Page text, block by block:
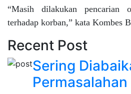
“Masih dilakukan pencarian
terhadap korban,” kata Kombes
Recent Post
Sering